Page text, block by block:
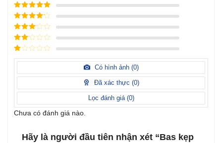
Được xếp
hạng
5
5
sao
Được xếp
hạng
4
5
sao
Được
xếp
hạng3
5 sao
Được
hạng
sao
Được
hạng
sao
Có hình ảnh (0)
Đã xác thực (0)
Lọc đánh giá (0)
Chưa có đánh giá nào.
Hãy là người đầu tiên nhận xét “Bas kẹp